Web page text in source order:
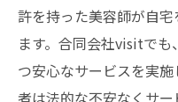
許を持った美容師が自
ます。合同会社visitで
つ安心なサービスを実
者は法的な不安なくサー